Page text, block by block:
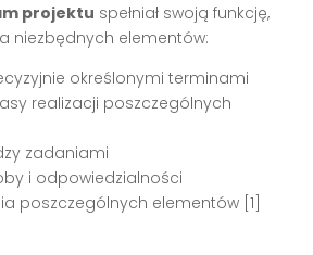
projektu spełniał swoją funkcję,
niezbędnych elementów:
określonymi terminami
realizacji poszczególnych
zadaniami
i odpowiedzialności
poszczególnych elementów [1]